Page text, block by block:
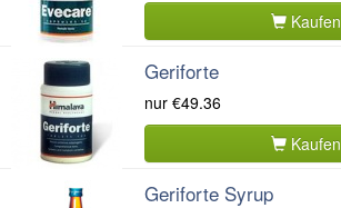
Kaufen
Geriforte
nur €49.36
Kaufen
Geriforte Syrup